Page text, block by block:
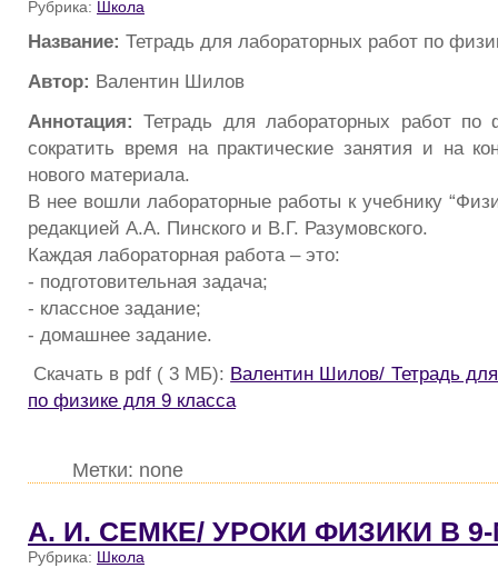
Рубрика: Школа
Название: Тетрадь для лабораторных работ по
Автор: Валентин Шилов
Аннотация: Тетрадь для лабораторных работ по
сократить время на практические занятия и на
нового материала.
В нее вошли лабораторные работы к учебнику
редакцией А.А. Пинского и В.Г. Разумовского.
Каждая лабораторная работа – это:
- подготовительная задача;
- классное задание;
- домашнее задание.
Скачать в pdf ( 3 МБ): Валентин Шилов/ Тетрадь
по физике для 9 класса
Метки: none
А. И. СЕМКЕ/ УРОКИ ФИЗИКИ В
Рубрика: Школа